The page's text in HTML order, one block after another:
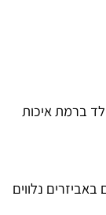
ברמת איכות
נלווים